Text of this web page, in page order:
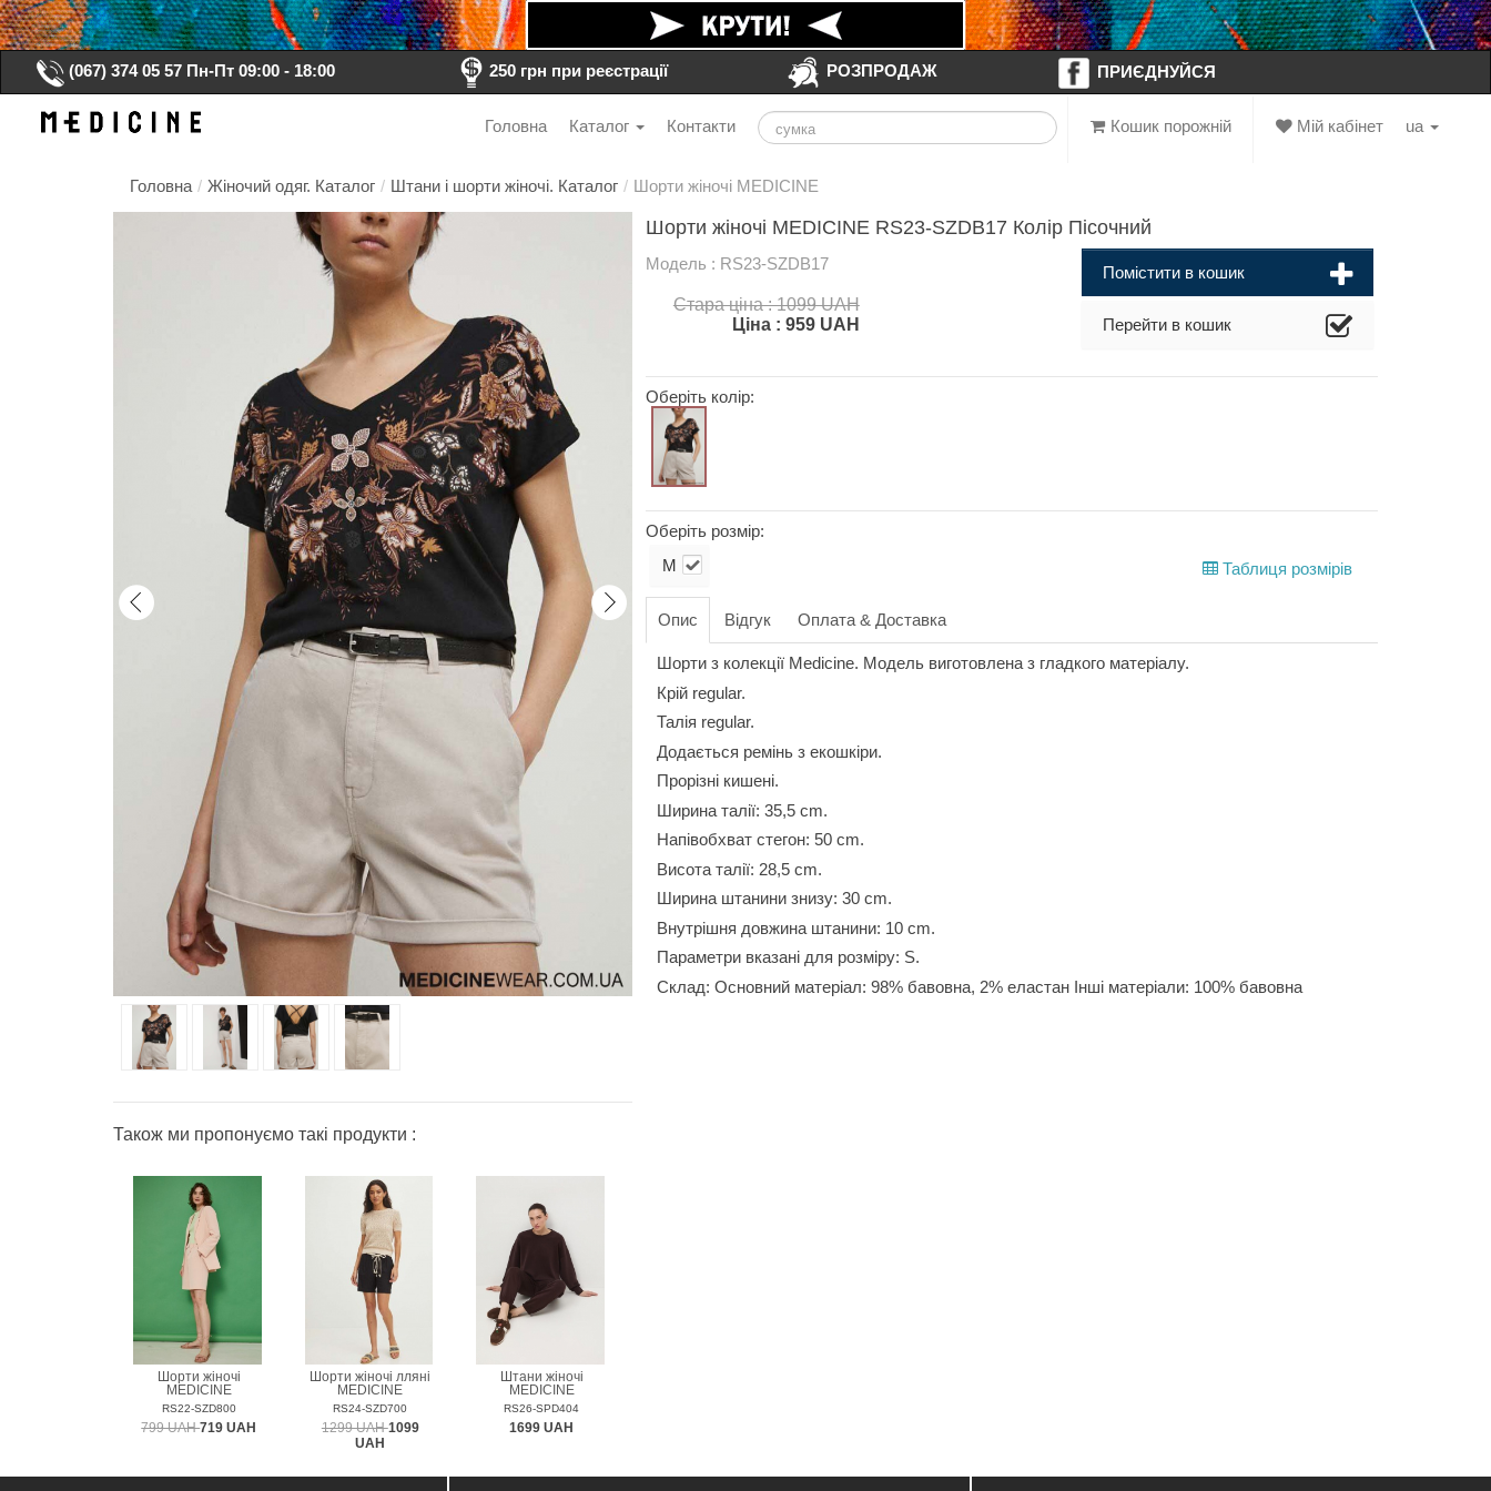
(067) 374 05 57 Пн-Пт 09:00 - 18:00 250 грн при реєстрації РОЗПРОДАЖ ПРИЄДНУЙСЯ
ua
Мій кабінет
Кошик порожній
Головна Каталог Контакти
Головна / Жіночий одяг. Каталог / Штани і шорти жіночі. Каталог / Шорти жіночі MEDICINE
Також ми пропонуємо такі продукти :
Шорти жіночі
MEDICINE
RS22-SZD800
799 UAH719 UAH
Шорти жіночі лляні
MEDICINE
RS24-SZD700
1299 UAH1099
UAH
Штани жіночі
MEDICINE
RS26-SPD404
1699 UAH
Шорти жіночі MEDICINE RS23-SZDB17 Колір Пісочний
Модель : RS23-SZDB17
Стара ціна : 1099 UAH
Ціна : 959 UAH
Помістити в кошик
Перейти в кошик
Оберіть колір:
Оберіть розмір:
M Таблиця розмірів
Опис Відгук Оплата & Доставка
Шорти з колекції Medicine. Модель виготовлена з гладкого матеріалу.
Крій regular.
Талія regular.
Додається ремінь з екошкіри.
Прорізні кишені.
Ширина талії: 35,5 cm.
Напівобхват стегон: 50 cm.
Висота талії: 28,5 cm.
Ширина штанини знизу: 30 cm.
Внутрішня довжина штанини: 10 cm.
Параметри вказані для розміру: S.
Склад: Основний матеріал: 98% бавовна, 2% еластан Інші матеріали: 100% бавовна